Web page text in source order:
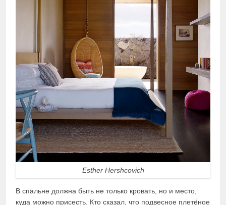
Esther Hershcovich
В спальне должна быть не только кровать, но и место,
куда можно присесть. Кто сказал, что подвесное плетёное